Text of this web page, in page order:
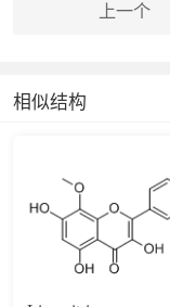
上一个
相似结构